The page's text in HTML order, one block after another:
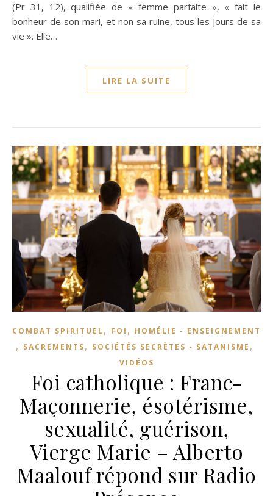
(Pr 31, 12), qualifiée de « femme parfaite », « fait le
bonheur de son mari, et non sa ruine, tous les jours de sa
vie ». Elle…
LIRE LA SUITE
COMBAT SPIRITUEL, FOI , HOMÉLIE - ENSEIGNEMENT
, SACREMENTS, SOCIÉTÉS SECRÈTES - SATANISME ,
VIDÉOS
Foi catholique : Franc-
Maçonnerie, ésotérisme,
sexualité, guérison,
Vierge Marie – Alberto
Maalouf répond sur Radio